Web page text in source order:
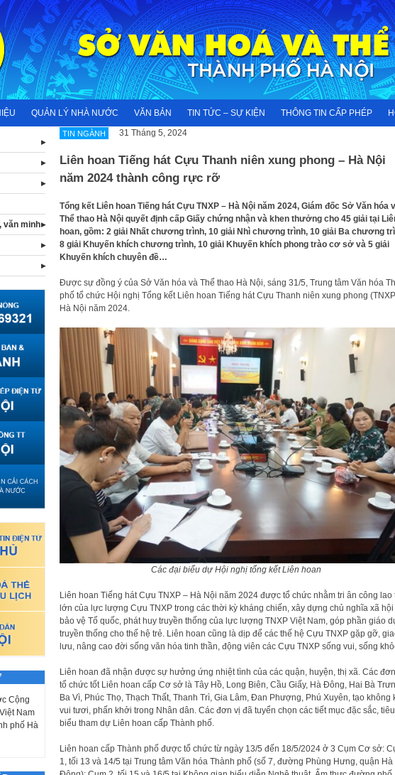
QUẢN LÝ NHÀ NƯỚC VĂN BẢN TIN TỨC – SỰ KIỆN THÔNG TIN CẤP PHÉP
TIN NGÀNH 31 Tháng 5, 2024
Liên hoan Tiếng hát Cựu Thanh niên xung phong – Hà Nội
năm 2024 thành công rực rỡ
Tổng kết Liên hoan Tiếng hát Cựu TNXP – Hà Nội năm 2024, Giám đốc Sở Văn hóa
Thể thao Hà Nội quyết định cấp Giấy chứng nhận và khen thưởng cho 45 giải tại
hoan, gồm: 2 giải Nhất chương trình, 10 giải Nhì chương trình, 10 giải Ba chương
8 giải Khuyến khích chương trình, 10 giải Khuyến khích phong trào cơ sở và 5 giải
Khuyến khích chuyên đề…
Được sự đồng ý của Sở Văn hóa và Thể thao Hà Nội, sáng 31/5, Trung tâm Văn hóa
phố tổ chức Hội nghị Tổng kết Liên hoan Tiếng hát Cựu Thanh niên xung phong
Hà Nội năm 2024.
Các đại biểu dự Hội nghị tổng kết Liên hoan
Liên hoan Tiếng hát Cựu TNXP – Hà Nội năm 2024 được tổ chức nhằm tri ân công lao
lớn của lực lượng Cựu TNXP trong các thời kỳ kháng chiến, xây dựng chủ nghĩa xã hội
bảo vệ Tổ quốc, phát huy truyền thống của lực lượng TNXP Việt Nam, góp phần giáo
truyền thống cho thế hệ trẻ. Liên hoan cũng là dịp để các thế hệ Cựu TNXP gặp gỡ,
lưu, nâng cao đời sống văn hóa tinh thần, động viên các Cựu TNXP sống vui, sống
Liên hoan đã nhận được sự hưởng ứng nhiệt tình của các quận, huyện, thị xã. Các
tổ chức tốt Liên hoan cấp Cơ sở là Tây Hồ, Long Biên, Cầu Giấy, Hà Đông, Hai Bà
Ba Vì, Phúc Thọ, Thạch Thất, Thanh Trì, Gia Lâm, Đan Phượng, Phú Xuyên, tạo không
vui tươi, phấn khởi trong Nhân dân. Các đơn vị đã tuyển chọn các tiết mục đặc sắc, tiêu
biểu tham dự Liên hoan cấp Thành phố.
Liên hoan cấp Thành phố được tổ chức từ ngày 13/5 đến 18/5/2024 ở 3 Cụm Cơ sở:
1, tối 13 và 14/5 tại Trung tâm Văn hóa Thành phố (số 7, đường Phùng Hưng, quận Hà
văn minh
Cộng
Nam
phố Hà